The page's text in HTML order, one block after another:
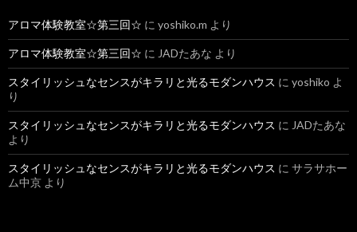
アロマ体験教室☆第三回☆ に yoshiko.m より
アロマ体験教室☆第三回☆ に JADたあな より
スタイリッシュなセンスがキラリと光るモダンハウス に yoshiko よ
り
スタイリッシュなセンスがキラリと光るモダンハウス に JADたあな
より
スタイリッシュなセンスがキラリと光るモダンハウス に サラサホー
ム中京 より